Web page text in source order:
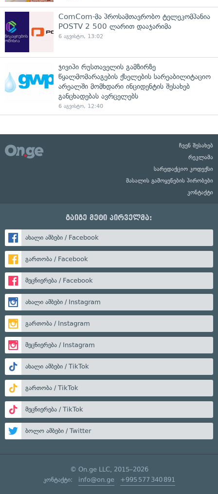
ComCom-მა პროსამთავრობო ტელეკომპანია
POSTV 2 500 ლარით დააჯარიმა
6 აგვისტო, 13:02
ჯივიპი რუსთაველის გამზირზე
წყალმომარაგების ქსელების სარეაბილიტაციო
არეალში მომხდარი ინციდენტის შესახებ
განცხადებას ავრცელებს
6 აგვისტო, 12:40
ჩვენ შესახებ
რეკლამა
სარედაქციო კოდექსი
მასალის გამოყენების პირობები
კონტაქტი
გაიგე მეტი პირველმა:
ახალი ამბები / Facebook
გართობა / Facebook
მეცნიერება / Facebook
ახალი ამბები / Instagram
გართობა / Instagram
მეცნიერება / Instagram
ახალი ამბები / TikTok
გართობა / TikTok
მეცნიერება / TikTok
ბოლო ამბები / Twitter
© On.ge LLC, 2015–2026
კონტაქტი: info@on.ge +995 577 340 891